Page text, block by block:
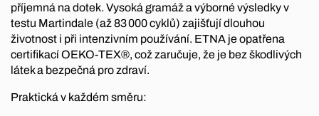
příjemná na dotek. Vysoká gramáž a výborné výsledky v
testu Martindale (až 83 000 cyklů) zajišťují dlouhou
životnost i při intenzivním používání. ETNA je opatřena
certifikací OEKO-TEX®, což zaručuje, že je bez škodlivých
látek a bezpečná pro zdraví.
Praktická v každém směru: